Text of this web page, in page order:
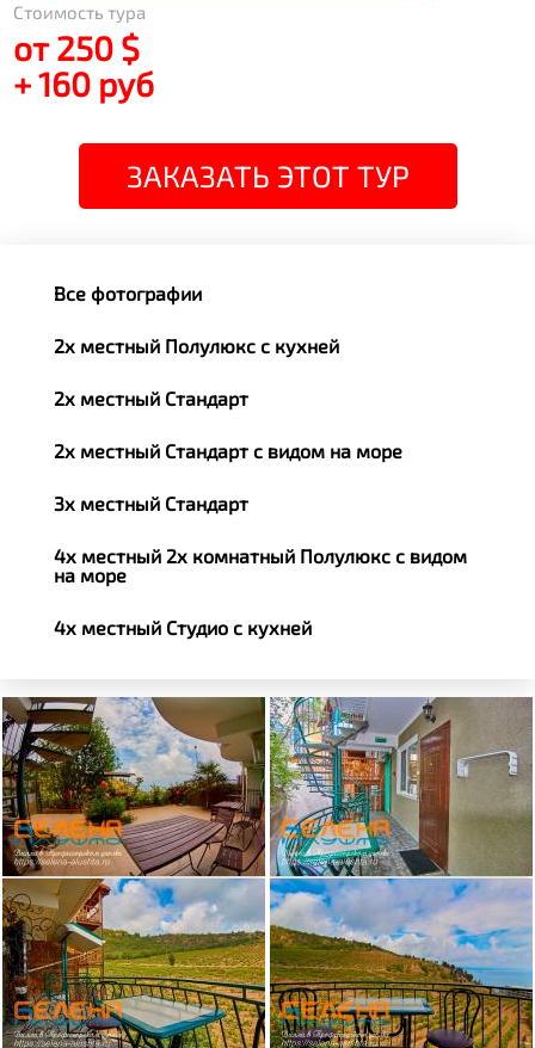
Стоимость тура
от 250 $
+ 160 руб
ЗАКАЗАТЬ ЭТОТ ТУР
Все фотографии
2х местный Полулюкс с кухней
2х местный Стандарт
2х местный Стандарт с видом на море
3х местный Стандарт
4х местный 2х комнатный Полулюкс с видом
на море
4х местный Студио с кухней